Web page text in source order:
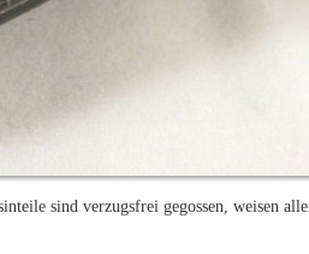
sind verzugsfrei gegossen, weisen